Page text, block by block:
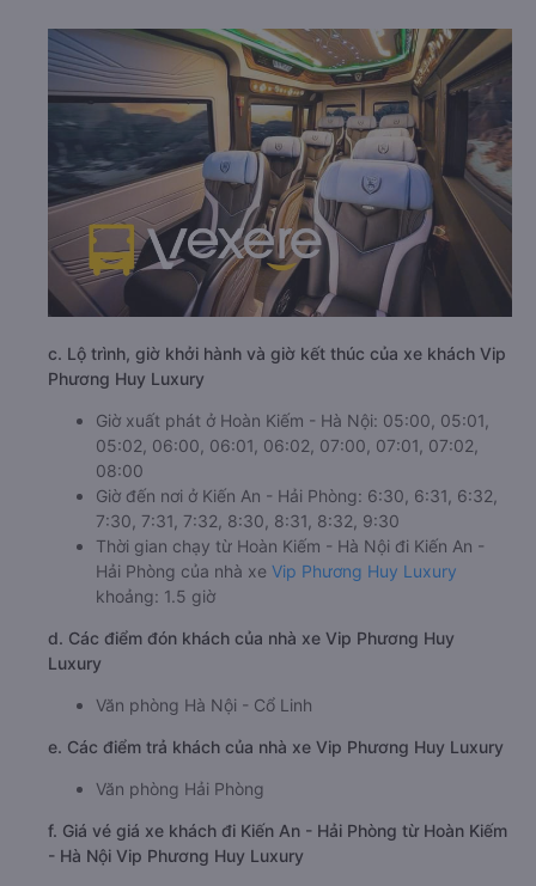
c. Lộ trình, giờ khởi hành và giờ kết thúc của xe khách Vip
Phương Huy Luxury
Giờ xuất phát ở Hoàn Kiếm - Hà Nội: 05:00, 05:01,
05:02, 06:00, 06:01, 06:02, 07:00, 07:01, 07:02,
08:00
Giờ đến nơi ở Kiến An - Hải Phòng: 6:30, 6:31, 6:32,
7:30, 7:31, 7:32, 8:30, 8:31, 8:32, 9:30
Thời gian chạy từ Hoàn Kiếm - Hà Nội đi Kiến An -
Hải Phòng của nhà xe Vip Phương Huy Luxury
khoảng: 1.5 giờ
d. Các điểm đón khách của nhà xe Vip Phương Huy
Luxury
Văn phòng Hà Nội - Cổ Linh
e. Các điểm trả khách của nhà xe Vip Phương Huy Luxury
Văn phòng Hải Phòng
f. Giá vé giá xe khách đi Kiến An - Hải Phòng từ Hoàn Kiếm
- Hà Nội Vip Phương Huy Luxury